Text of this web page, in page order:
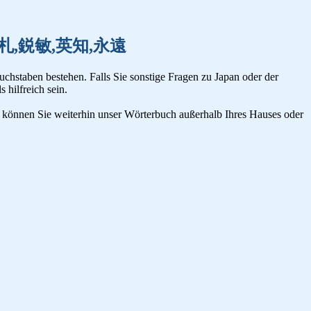
,鋭敏,英知,永遠
bestehen. Falls Sie sonstige Fragen zu Japan oder der
hilfreich sein.
Sie weiterhin unser Wörterbuch außerhalb Ihres Hauses oder